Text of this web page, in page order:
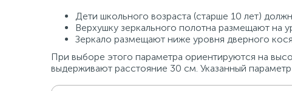
Дети школьного возраста (старше 10 лет)
Верхушку зеркального полотна размещают на
Зеркало размещают ниже уровня дверного
При выборе этого параметра ориентируются на
выдерживают расстояние 30 см. Указанный